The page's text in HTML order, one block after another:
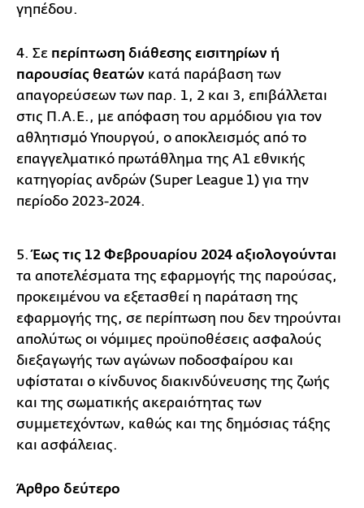
γηπέδου.
4. Σε περίπτωση διάθεσης εισιτηρίων ή
παρουσίας θεατών κατά παράβαση των
απαγορεύσεων των παρ. 1, 2 και 3, επιβάλλεται
στις Π.Α.Ε., με απόφαση του αρμόδιου για τον
αθλητισμό Υπουργού, ο αποκλεισμός από το
επαγγελματικό πρωτάθλημα της Α1 εθνικής
κατηγορίας ανδρών (Super League 1) για την
περίοδο 2023-2024.
5.Έως τις 12 Φεβρουαρίου 2024 αξιολογούνται
τα αποτελέσματα της εφαρμογής της παρούσας,
προκειμένου να εξετασθεί η παράταση της
εφαρμογής της, σε περίπτωση που δεν τηρούνται
απολύτως οι νόμιμες προϋποθέσεις ασφαλούς
διεξαγωγής των αγώνων ποδοσφαίρου και
υφίσταται ο κίνδυνος διακινδύνευσης της ζωής
και της σωματικής ακεραιότητας των
συμμετεχόντων, καθώς και της δημόσιας τάξης
και ασφάλειας.
Άρθρο δεύτερο